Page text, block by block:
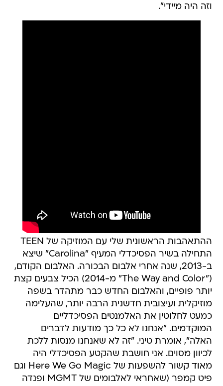
וזה היה מיידי".
ההתאהבות הראשונית שלי עם המוזיקה של TEEN
התחילה בשיר הפסיכדלי המעיף "Carolina" שיצא
ב-2013, שנה אחרי אלבום הבכורה. האלבום הקודם,
("The Way and Color" מ-2014) הכיל צבעים קצת
יותר פופיים, והאלבום החדש כבר מתהדר בשפה
מוזיקלית ועיצובית חדשנית הרבה יותר, שהעלימה
כמעט לחלוטין את האלמנטים הפסיכדליים
המוקדמים. "אנחנו לא כל כך מודעות לדברים
האלה", אומרת טיני. "זה לא שאנחנו מנסות ללכת
לכיוון מסוים. אני חושבת שהקטע הפסיכדלי היה
מאוד קשור להשפעות של Here We Go Magic וגם
פיט קמפר (שאחראי לאלבומים של MGMT ופנדה